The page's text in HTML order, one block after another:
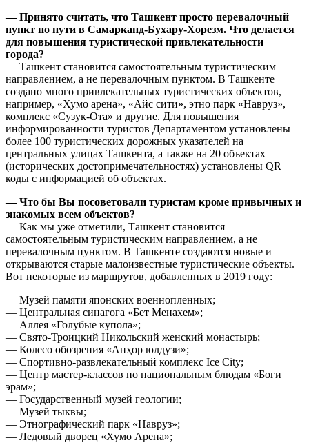
— Принято считать, что Ташкент просто перевалочный
пункт по пути в Самарканд-Бухару-Хорезм. Что делается
для повышения туристической привлекательности
города?
— Ташкент становится самостоятельным туристическим
направлением, а не перевалочным пунктом. В Ташкенте
создано много привлекательных туристических объектов,
например, «Хумо арена», «Айс сити», этно парк «Навруз»,
комплекс «Сузук-Ота» и другие. Для повышения
информированности туристов Департаментом установлены
более 100 туристических дорожных указателей на
центральных улицах Ташкента, а также на 20 объектах
(исторических достопримечательностях) установлены QR
коды с информацией об объектах.
— Что бы Вы посоветовали туристам кроме привычных и
знакомых всем объектов?
— Как мы уже отметили, Ташкент становится
самостоятельным туристическим направлением, а не
перевалочным пунктом. В Ташкенте создаются новые и
открываются старые малоизвестные туристические объекты.
Вот некоторые из маршрутов, добавленных в 2019 году:
— Музей памяти японских военнопленных;
— Центральная синагога «Бет Mенахем»;
— Аллея «Голубые купола»;
— Свято-Троицкий Никольский женский монастырь;
— Колесо обозрения «Анҳор юлдузи»;
— Спортивно-развлекательный комплекс Ice City;
— Центр мастер-классов по национальным блюдам «Боги
эрам»;
— Государственный музей геологии;
— Музей тыквы;
— Этнографический парк «Навруз»;
— Ледовый дворец «Хумо Арена»;